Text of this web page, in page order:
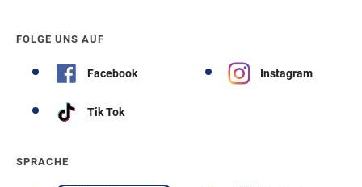
FOLGE UNS AUF
Facebook Instagram
Tik Tok
SPRACHE